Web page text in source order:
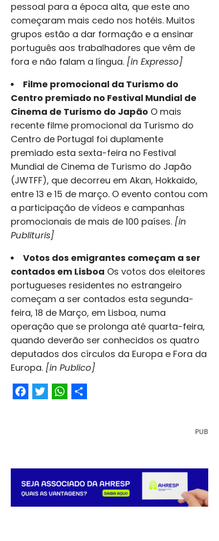
pessoal para a época alta, que este ano
começaram mais cedo nos hotéis. Muitos
grupos estão a dar formação e a ensinar
português aos trabalhadores que vêm de
fora e não falam a língua. [in Expresso]
Filme promocional da Turismo do
Centro premiado no Festival Mundial de
Cinema de Turismo do Japão O mais
recente filme promocional da Turismo do
Centro de Portugal foi duplamente
premiado esta sexta-feira no Festival
Mundial de Cinema de Turismo do Japão
(JWTFF), que decorreu em Akan, Hokkaido,
entre 13 e 15 de março. O evento contou com
a participação de vídeos e campanhas
promocionais de mais de 100 países. [in
Publituris]
Votos dos emigrantes começam a ser
contados em Lisboa Os votos dos eleitores
portugueses residentes no estrangeiro
começam a ser contados esta segunda-
feira, 18 de Março, em Lisboa, numa
operação que se prolonga até quarta-feira,
quando deverão ser conhecidos os quatro
deputados dos círculos da Europa e Fora da
Europa. [in Publico]
Facebook
TwitterWhatsApp
PUB